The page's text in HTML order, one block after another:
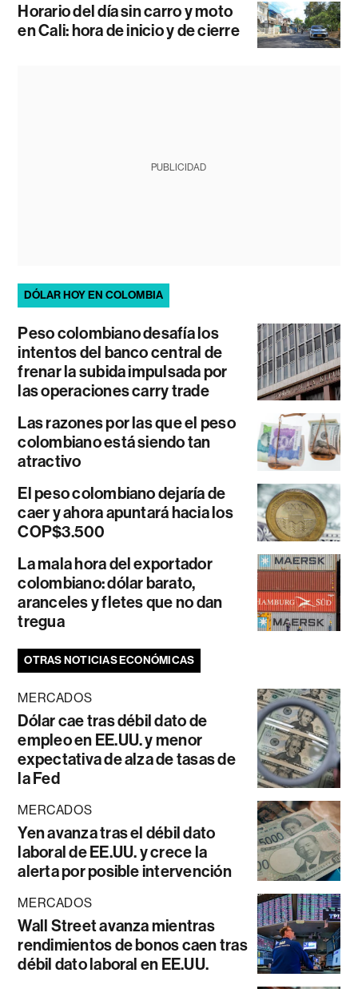
Horario del día sin carro y moto
en Cali: hora de inicio y de cierre
PUBLICIDAD
DÓLAR HOY EN COLOMBIA
Peso colombiano desafía los
intentos del banco central de
frenar la subida impulsada por
las operaciones carry trade
Las razones por las que el peso
colombiano está siendo tan
atractivo
El peso colombiano dejaría de
caer y ahora apuntará hacia los
COP$3.500
La mala hora del exportador
colombiano: dólar barato,
aranceles y fletes que no dan
tregua
OTRAS NOTICIAS ECONÓMICAS
MERCADOS
Dólar cae tras débil dato de
empleo en EE.UU. y menor
expectativa de alza de tasas de
la Fed
MERCADOS
Yen avanza tras el débil dato
laboral de EE.UU. y crece la
alerta por posible intervención
MERCADOS
Wall Street avanza mientras
rendimientos de bonos caen tras
débil dato laboral en EE.UU.